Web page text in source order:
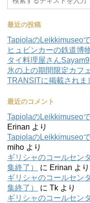
最近の投稿
TapiolaのLeikkimuseo
ヒュビンカーの鉄道博
タイ料理屋さん
氷の上の期間限定カフ
TRANSITに掲載されま
最近のコメント
TapiolaのLeikkimuseo
Erinan より
TapiolaのLeikkimuseo
miho より
ギリシャのコールセン
集終了）
に Erinan より
ギリシャのコールセン
集終了）
に Tk より
ギリシャのコールセン